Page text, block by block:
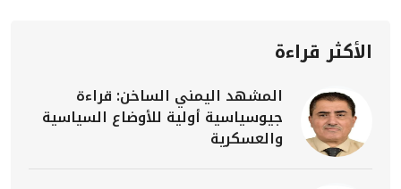
الأكثر قراءة
المشهد اليمني الساخن: قراءة
جيوسياسية أولية للأوضاع السياسية
والعسكرية